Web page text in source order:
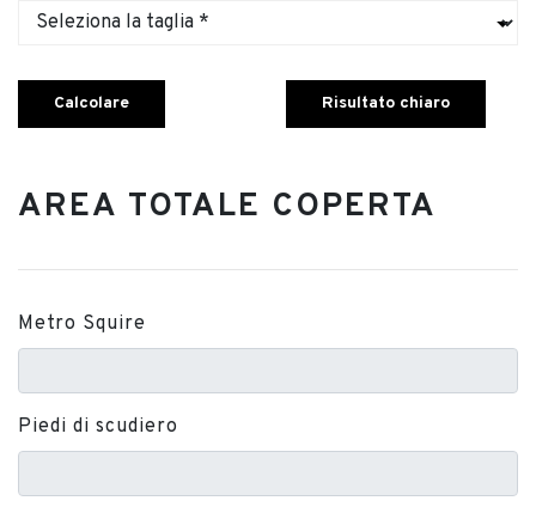
Calcolare Risultato chiaro
AREA TOTALE COPERTA
Metro Squire
Piedi di scudiero